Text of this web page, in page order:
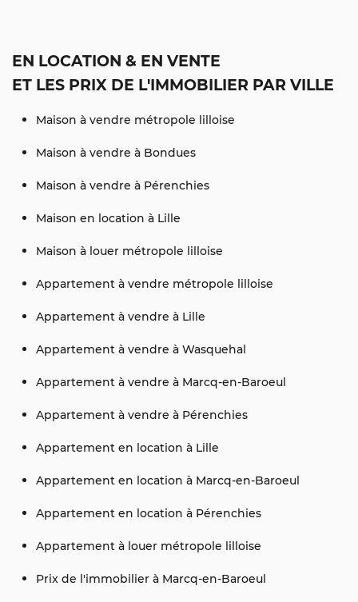
EN LOCATION & EN VENTE
ET LES PRIX DE L'IMMOBILIER PAR VILLE
Maison à vendre métropole lilloise
Maison à vendre à Bondues
Maison à vendre à Pérenchies
Maison en location à Lille
Maison à louer métropole lilloise
Appartement à vendre métropole lilloise
Appartement à vendre à Lille
Appartement à vendre à Wasquehal
Appartement à vendre à Marcq-en-Baroeul
Appartement à vendre à Pérenchies
Appartement en location à Lille
Appartement en location à Marcq-en-Baroeul
Appartement en location à Pérenchies
Appartement à louer métropole lilloise
Prix de l'immobilier à Marcq-en-Baroeul